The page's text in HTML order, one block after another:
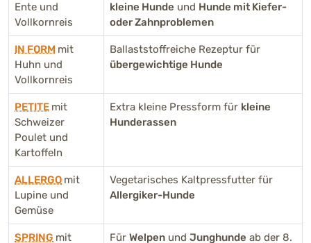
Ente und
Vollkornreis
kleine Hunde und Hunde mit Kiefer-
oder Zahnproblemen
IN FORM mit
Huhn und
Vollkornreis
Ballaststoffreiche Rezeptur für
übergewichtige Hunde
PETITE mit
Schweizer
Poulet und
Kartoffeln
Extra kleine Pressform für kleine
Hunderassen
ALLERGO mit
Lupine und
Gemüse
Vegetarisches Kaltpressfutter für
Allergiker-Hunde
SPRING mit
Für Welpen und Junghunde ab der 8.